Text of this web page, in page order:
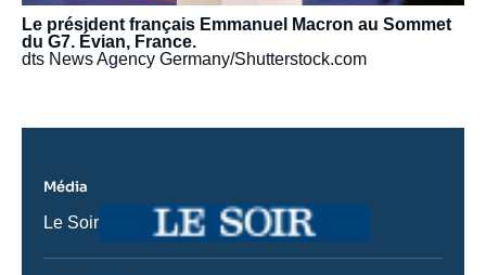
Le président français Emmanuel Macron au Sommet
du G7. Évian, France.
dts News Agency Germany/Shutterstock.com
Média
Nom
journal,
Le Soir